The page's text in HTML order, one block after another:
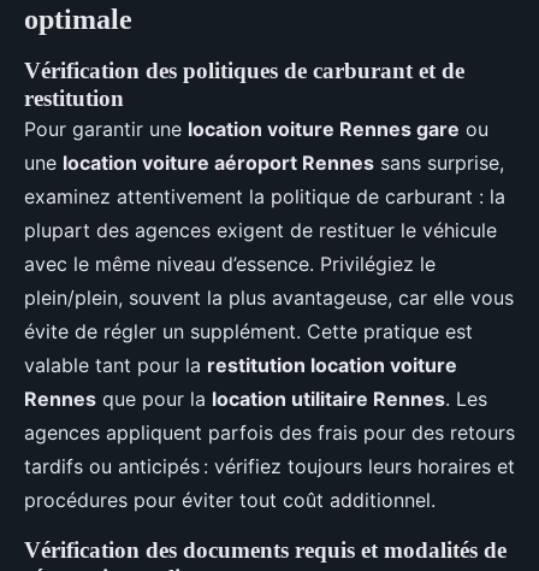
optimale
Vérification des politiques de carburant et de
restitution
Pour garantir une location voiture Rennes gare ou
une location voiture aéroport Rennes sans surprise,
examinez attentivement la politique de carburant : la
plupart des agences exigent de restituer le véhicule
avec le même niveau d’essence. Privilégiez le
plein/plein, souvent la plus avantageuse, car elle vous
évite de régler un supplément. Cette pratique est
valable tant pour la restitution location voiture
Rennes que pour la location utilitaire Rennes. Les
agences appliquent parfois des frais pour des retours
tardifs ou anticipés : vérifiez toujours leurs horaires et
procédures pour éviter tout coût additionnel.
Vérification des documents requis et modalités de